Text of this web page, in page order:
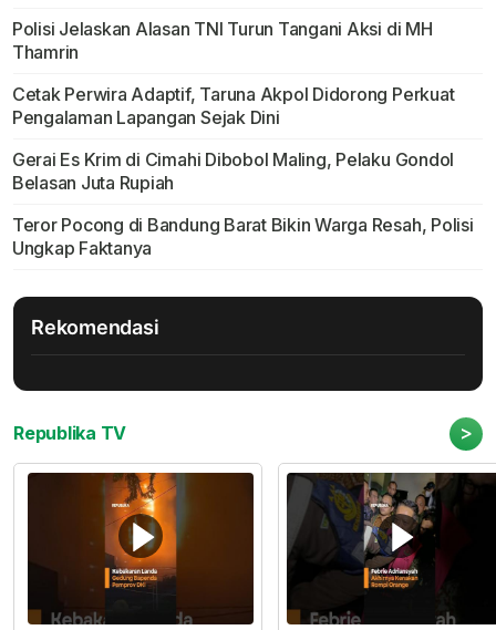
Polisi Jelaskan Alasan TNI Turun Tangani Aksi di MH
Thamrin
Cetak Perwira Adaptif, Taruna Akpol Didorong Perkuat
Pengalaman Lapangan Sejak Dini
Gerai Es Krim di Cimahi Dibobol Maling, Pelaku Gondol
Belasan Juta Rupiah
Teror Pocong di Bandung Barat Bikin Warga Resah, Polisi
Ungkap Faktanya
Rekomendasi
Republika TV >